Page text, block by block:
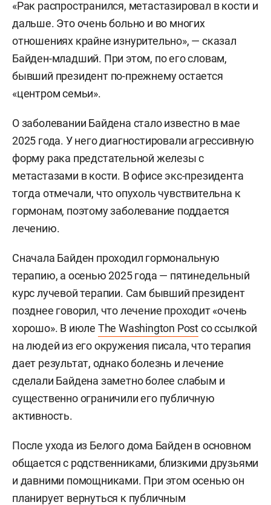
«Рак распространился, метастазировал в кости и
дальше. Это очень больно и во многих
отношениях крайне изнурительно», — сказал
Байден-младший. При этом, по его словам,
бывший президент по-прежнему остается
«центром семьи».
О заболевании Байдена стало известно в мае
2025 года. У него диагностировали агрессивную
форму рака предстательной железы с
метастазами в кости. В офисе экс-президента
тогда отмечали, что опухоль чувствительна к
гормонам, поэтому заболевание поддается
лечению.
Сначала Байден проходил гормональную
терапию, а осенью 2025 года — пятинедельный
курс лучевой терапии. Сам бывший президент
позднее говорил, что лечение проходит «очень
хорошо». В июле The Washington Postсо ссылкой
на людей из его окружения писала, что терапия
дает результат, однако болезнь и лечение
сделали Байдена заметно более слабым и
существенно ограничили его публичную
активность.
После ухода из Белого дома Байден в основном
общается с родственниками, близкими друзьями
и давними помощниками. При этом осенью он
планирует вернуться к публичным